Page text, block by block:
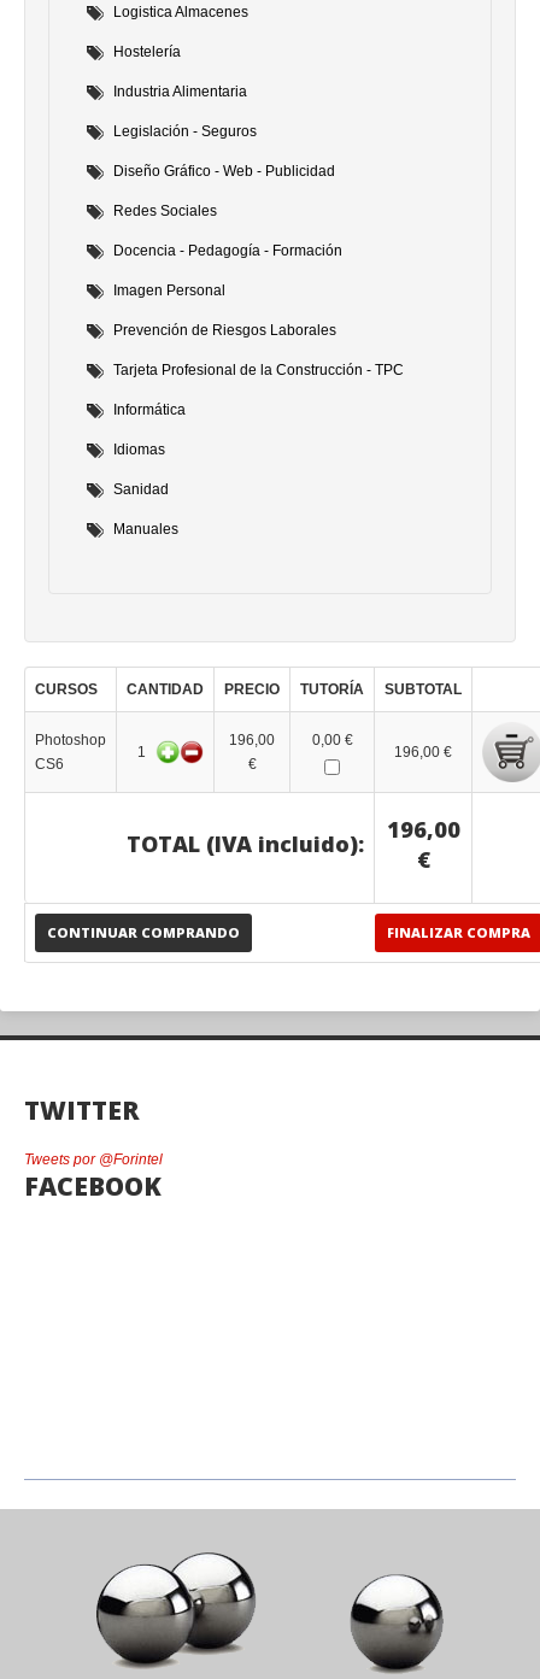
Logistica Almacenes
Hostelería
Industria Alimentaria
Legislación - Seguros
Diseño Gráfico - Web - Publicidad
Redes Sociales
Docencia - Pedagogía - Formación
Imagen Personal
Prevención de Riesgos Laborales
Tarjeta Profesional de la Construcción - TPC
Informática
Idiomas
Sanidad
Manuales
CURSOS CANTIDAD PRECIO TUTORÍA SUBTOTAL
CONTINUAR COMPRANDO FINALIZAR COMPRA
Photoshop
CS6
1
196,00
€
0,00 €
196,00 €
TOTAL (IVA incluido):
196,00
€
TWITTER
Tweets por @Forintel
FACEBOOK